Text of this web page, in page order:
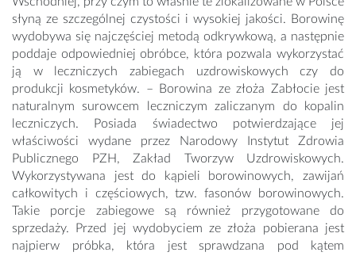
słyną ze szczególnej czystości i wysokiej jakości. Borowinę
wydobywa się najczęściej metodą odkrywkową, a następnie
poddaje odpowiedniej obróbce, która pozwala wykorzystać
ją w leczniczych zabiegach uzdrowiskowych czy do
produkcji kosmetyków. – Borowina ze złoża Zabłocie jest
naturalnym surowcem leczniczym zaliczanym do kopalin
leczniczych. Posiada świadectwo potwierdzające jej
właściwości wydane przez Narodowy Instytut Zdrowia
Publicznego PZH, Zakład Tworzyw Uzdrowiskowych.
Wykorzystywana jest do kąpieli borowinowych, zawijań
całkowitych i częściowych, tzw. fasonów borowinowych.
Takie porcje zabiegowe są również przygotowane do
sprzedaży. Przed jej wydobyciem ze złoża pobierana jest
najpierw próbka, która jest sprawdzana pod kątem